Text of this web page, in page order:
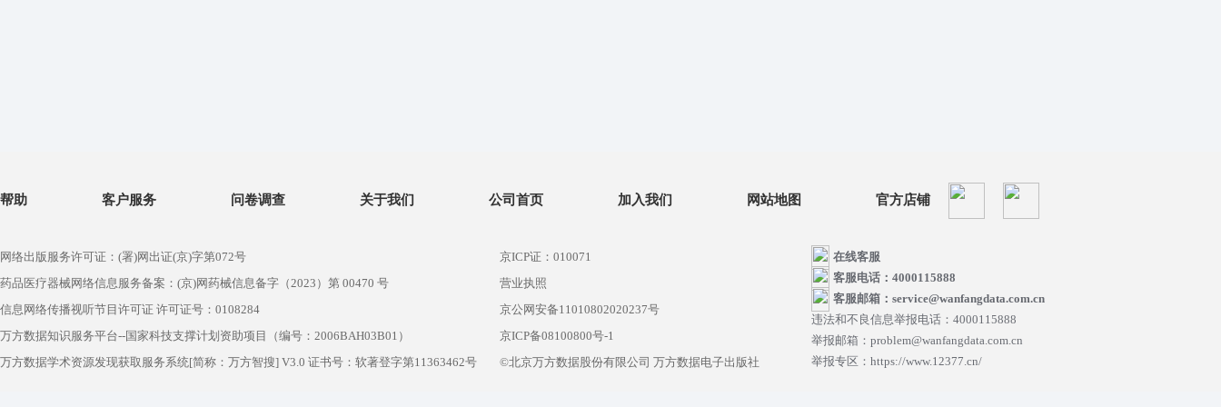
帮助 客户服务 问卷调查 关于我们 公司首页 加入我们 网站地图 官方店铺
网络出版服务许可证：(署)网出证(京)字第072号
药品医疗器械网络信息服务备案：(京)网药械信息备字（2023）第 00470 号
信息网络传播视听节目许可证 许可证号：0108284
万方数据知识服务平台--国家科技支撑计划资助项目（编号：2006BAH03B01）
万方数据学术资源发现获取服务系统[简称：万方智搜] V3.0 证书号：软著登字第11363462号
京ICP证：010071
营业执照
京公网安备11010802020237号
京ICP备08100800号-1
©北京万方数据股份有限公司 万方数据电子出版社
在线客服
客服电话：4000115888
客服邮箱：service@wanfangdata.com.cn
违法和不良信息举报电话：4000115888
举报邮箱：problem@wanfangdata.com.cn
举报专区：https://www.12377.cn/